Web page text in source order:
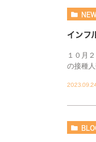
インフ
１０月
の接種